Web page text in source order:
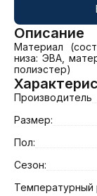
Описание
Материал
низа: ЭВА,
полиэстер)
Производитель
Размер:
Пол:
Сезон:
Температурный